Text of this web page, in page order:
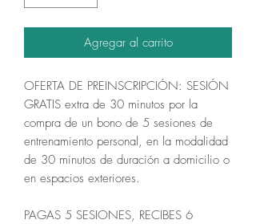
Agregar al carrito
OFERTA DE PREINSCRIPCIÓN: SESIÓN
GRATIS extra de 30 minutos por la
compra de un bono de 5 sesiones de
entrenamiento personal, en la modalidad
de 30 minutos de duración a domicilio o
en espacios exteriores.
PAGAS 5 SESIONES, RECIBES 6